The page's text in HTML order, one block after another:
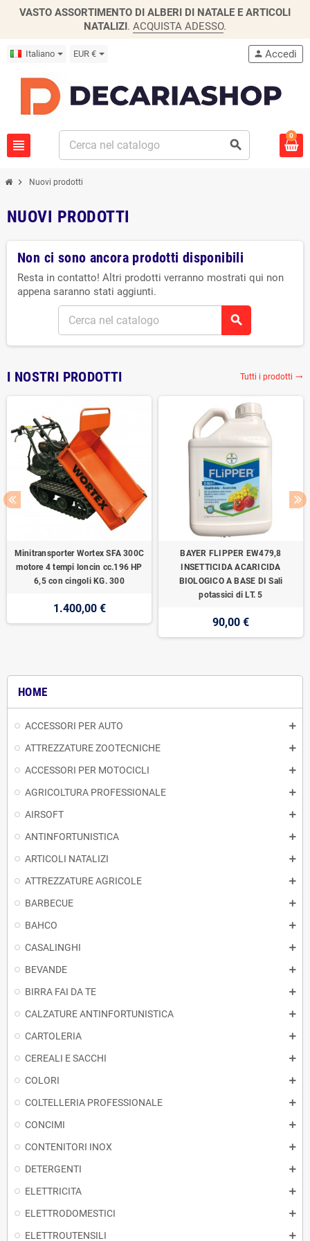
VASTO ASSORTIMENTO DI ALBERI DI NATALE E ARTICOLI
NATALIZI. ACQUISTA ADESSO.
Italiano EUR €
view_headline search
person Accedi
0
chevron_right Nuovi prodotti
HOME
ACCESSORI PER AUTO
ATTREZZATURE ZOOTECNICHE
ACCESSORI PER MOTOCICLI
AGRICOLTURA PROFESSIONALE
AIRSOFT
ANTINFORTUNISTICA
ARTICOLI NATALIZI
ATTREZZATURE AGRICOLE
BARBECUE
BAHCO
CASALINGHI
BEVANDE
BIRRA FAI DA TE
CALZATURE ANTINFORTUNISTICA
CARTOLERIA
CEREALI E SACCHI
COLORI
COLTELLERIA PROFESSIONALE
CONCIMI
CONTENITORI INOX
DETERGENTI
ELETTRICITA
ELETTRODOMESTICI
ELETTROUTENSILI
NUOVI PRODOTTI
Non ci sono ancora prodotti disponibili
Resta in contatto! Altri prodotti verranno mostrati qui non
appena saranno stati aggiunti.
search
I NOSTRI PRODOTTI Tutti i prodotti trending_flat
Minitransporter Wortex SFA 300C
motore 4 tempi loncin cc.196 HP
6,5 con cingoli KG. 300
1.400,00 €
BAYER FLIPPER EW479,8
INSETTICIDA ACARICIDA
BIOLOGICO A BASE DI Sali
potassici di LT. 5
90,00 €